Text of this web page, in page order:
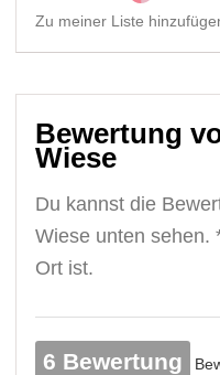
Zu meiner Liste
Bewertung
Wiese
Du kannst die
Wiese unten sehen.
Ort ist.
6 Bewertung